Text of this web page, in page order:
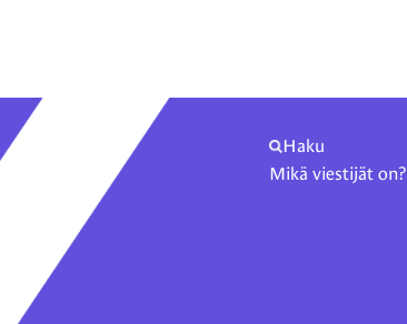
Haku
Mikä viestijät on?